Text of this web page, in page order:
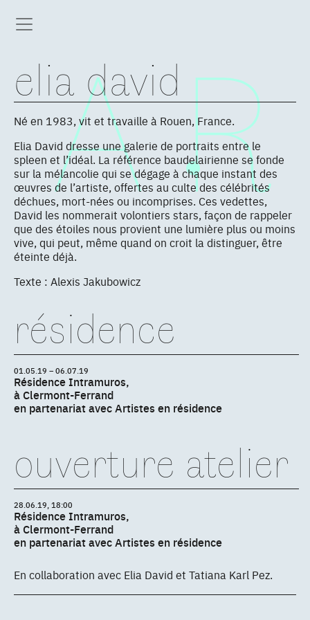
elia david
Né en 1983, vit et travaille à Rouen, France.
Elia David dresse une galerie de portraits entre le
spleen et l’idéal. La référence baudelairienne se fonde
sur la mélancolie qui se dégage à chaque instant des
œuvres de l’artiste, offertes au culte des célébrités
déchues, mort-nées ou incomprises. Ces vedettes,
David les nommerait volontiers stars, façon de rappeler
que des étoiles nous provient une lumière plus ou moins
vive, qui peut, même quand on croit la distinguer, être
éteinte déjà.
Texte : Alexis Jakubowicz
résidence
01.05.19 – 06.07.19
Résidence Intramuros,
à Clermont-Ferrand
en partenariat avec Artistes en résidence
ouverture atelier
28.06.19, 18:00
Résidence Intramuros,
à Clermont-Ferrand
en partenariat avec Artistes en résidence
En collaboration avec Elia David et Tatiana Karl Pez.